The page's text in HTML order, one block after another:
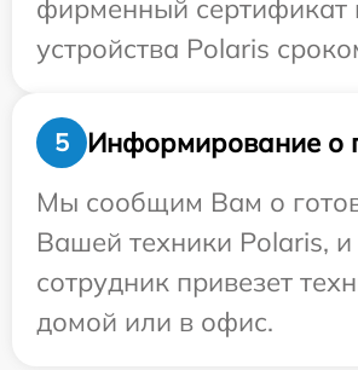
фирменный сертификат
устройства Polaris
5
Информирование о
Мы сообщим Вам о
Вашей техники Polaris,
сотрудник привезет
домой или в офис.